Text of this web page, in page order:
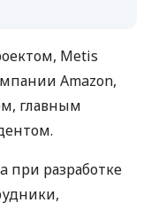
Metis
Amazon,
главным
при разработке